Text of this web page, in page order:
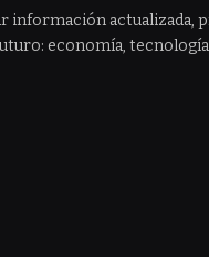
información actualizada,
economía,